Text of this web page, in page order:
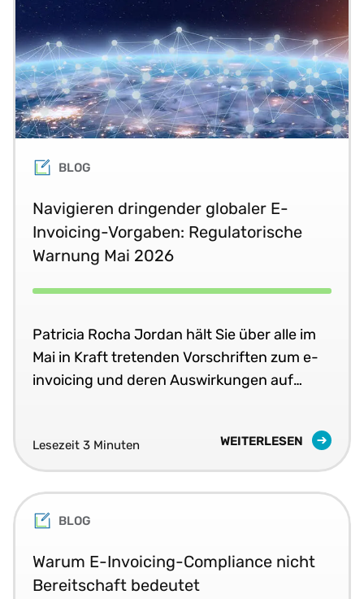
BLOG
Navigieren dringender globaler E-
Invoicing-Vorgaben: Regulatorische
Warnung Mai 2026
Patricia Rocha Jordan hält Sie über alle im
Mai in Kraft tretenden Vorschriften zum e-
invoicing und deren Auswirkungen auf
Lesezeit 3 Minuten WEITERLESEN
BLOG
Warum E-Invoicing-Compliance nicht
Bereitschaft bedeutet